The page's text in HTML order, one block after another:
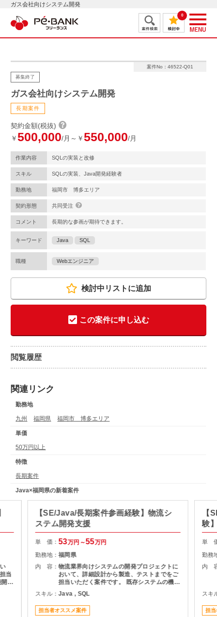
ガス会社向けシステム開発
0
案件No：46522-Q01
募集終了
ガス会社向けシステム開発
長期案件
契約金額(税抜)
￥500,000/月～￥550,000/月
作業内容 SQLの実装と改修
スキル SQLの実装、Java開発経験者
勤務地 福岡市 博多エリア
契約形態 共同受注
コメント 長期的な参画が期待できます。
キーワード Java SQL
職種 Webエンジニア
検討中リストに追加
この案件に申し込む
閲覧履歴
関連リンク
勤務地
九州 福岡県 福岡市 博多エリア
単価
50万円以上
特徴
長期案件
Java×福岡県の新着案件
当
【SE/Java/長期案件参画経験】物流シ
ステム開発支援
単 価：53万円～55万円
勤務地：福岡県
内 容：物流業界向けシステムの開発プロジェクトに
おいて、詳細設計から製造、テストまでをご
担当いただく案件です。 既存システムの機能
追加や改修を中心に対応いただき、長期的に
プロジェクトへ参画できる環境となっていま
す。 物流システムの経験がなくても、Java
による業務系開発経験を活かして参画可能で
スキル：Java , SQL
担当者オススメ案件
【
験
援
単
勤務
内
スキ
担当